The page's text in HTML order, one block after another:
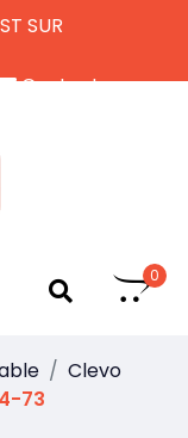
SUR
Contactez-nous
0
Clevo
73